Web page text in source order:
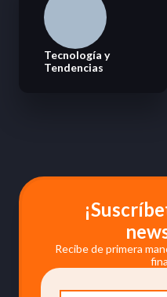
Tecnología y
Tendencias
Recibe de primera